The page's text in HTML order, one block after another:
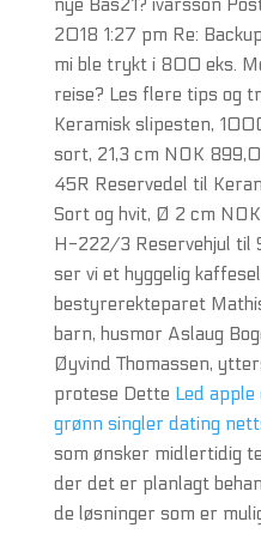
nye Bas21? ivarsson
2018 1:27 pm Re:
mi ble trykt i 800 eks.
reise? Les flere tips og
Keramisk slipesten,
sort, 21,3 cm NOK
45R Reservedel til
Sort og hvit, Ø 2 cm
H-222/3 Reservehjul til
ser vi et hyggelig
bestyrerekteparet
barn, husmor Aslaug
Øyvind Thomassen,
protese Dette Led apple
grønn singler dating
som ønsker midlertidig
der det er planlagt
de løsninger som er